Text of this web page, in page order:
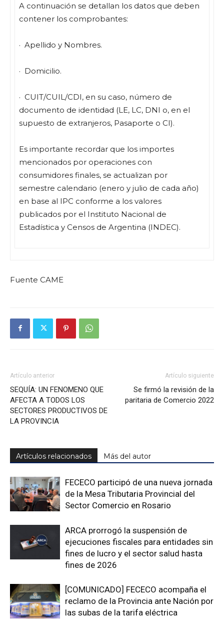
A continuación se detallan los datos que deben
contener los comprobantes:
· Apellido y Nombres.
· Domicilio.
· CUIT/CUIL/CDI, en su caso, número de
documento de identidad (LE, LC, DNI o, en el
supuesto de extranjeros, Pasaporte o CI).
Es importante recordar que los importes
mencionados por operaciones con
consumidores finales, se actualizan por
semestre calendario (enero y julio de cada año)
en base al IPC conforme a los valores
publicados por el Instituto Nacional de
Estadística y Censos de Argentina (INDEC).
Fuente CAME
Artículo anterior
SEQUÍA: UN FENOMENO QUE
AFECTA A TODOS LOS
SECTORES PRODUCTIVOS DE
LA PROVINCIA
Artículo siguiente
Se firmó la revisión de la
paritaria de Comercio 2022
Artículos relacionados Más del autor
FECECO participó de una nueva jornada
de la Mesa Tributaria Provincial del
Sector Comercio en Rosario
ARCA prorrogó la suspensión de
ejecuciones fiscales para entidades sin
fines de lucro y el sector salud hasta
fines de 2026
[COMUNICADO] FECECO acompaña el
reclamo de la Provincia ante Nación por
las subas de la tarifa eléctrica